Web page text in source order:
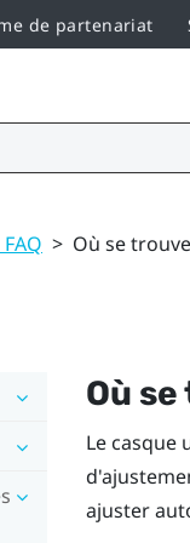
de partenariat
> Où se
Où
Le casque
ajuster